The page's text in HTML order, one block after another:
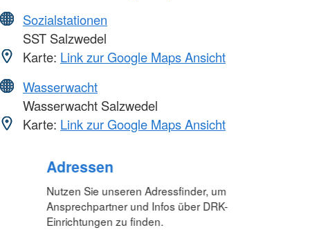
Sozialstationen
SST Salzwedel
Karte: Link zur Google Maps Ansicht
Wasserwacht
Wasserwacht Salzwedel
Karte: Link zur Google Maps Ansicht
Foto: A. Zelck / DRKS
Adressen
Nutzen Sie unseren Adressfinder, um
Ansprechpartner und Infos über DRK-
Einrichtungen zu finden.